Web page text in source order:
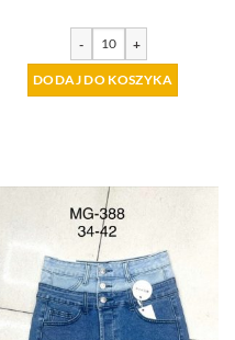
- +
DODAJ DO KOSZYKA